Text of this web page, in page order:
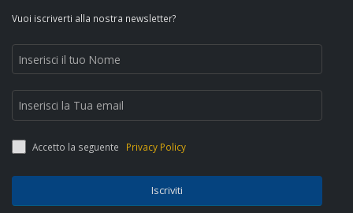
Vuoi iscriverti alla nostra newsletter?
Accetto la seguente Privacy Policy
Iscriviti